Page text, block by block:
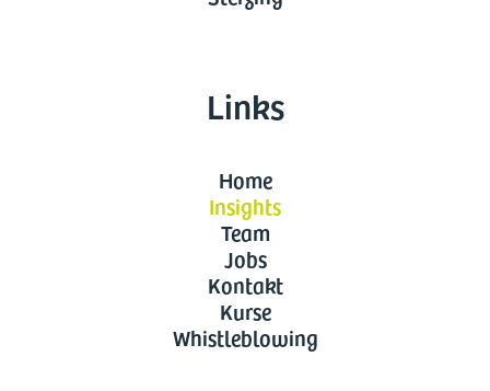
Links
Home
Insights
Team
Jobs
Kontakt
Kurse
Whistleblowing